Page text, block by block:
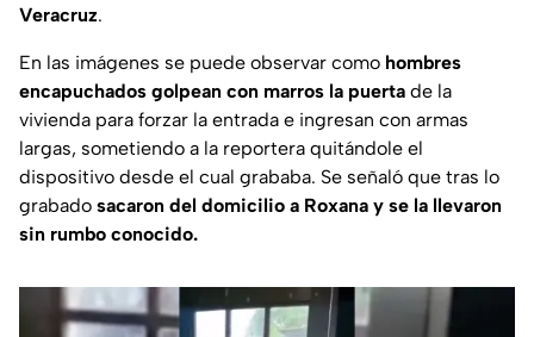
Veracruz.
En las imágenes se puede observar como hombres
encapuchados golpean con marros la puerta de la
vivienda para forzar la entrada e ingresan con armas
largas, sometiendo a la reportera quitándole el
dispositivo desde el cual grababa. Se señaló que tras lo
grabado sacaron del domicilio a Roxana y se la llevaron
sin rumbo conocido.